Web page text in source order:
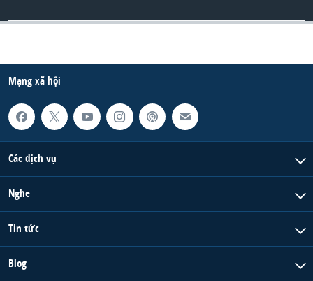
Mạng xã hội
Các dịch vụ
Nghe
Tin tức
Blog